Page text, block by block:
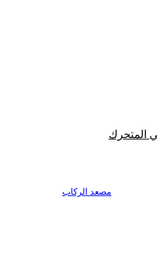
مصعد الركاب